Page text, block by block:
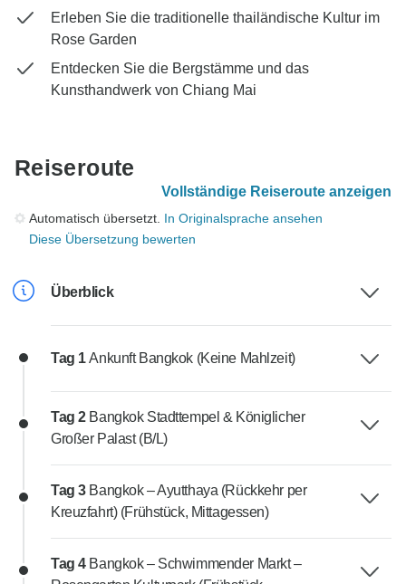
Erleben Sie die traditionelle thailändische Kultur im
Rose Garden
Entdecken Sie die Bergstämme und das
Kunsthandwerk von Chiang Mai
Reiseroute
Vollständige Reiseroute anzeigen
Automatisch übersetzt. In Originalsprache ansehen
Diese Übersetzung bewerten
Überblick
Tag 1Ankunft Bangkok (Keine Mahlzeit)
Tag 2 Bangkok Stadttempel & Königlicher
Großer Palast (B/L)
Tag 3 Bangkok – Ayutthaya (Rückkehr per
Kreuzfahrt) (Frühstück, Mittagessen)
Tag 4 Bangkok – Schwimmender Markt –